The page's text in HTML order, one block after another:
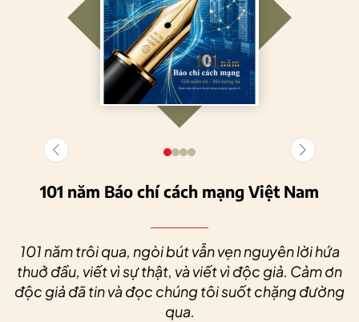
101 năm Báo chí cách mạng Việt Nam
101 năm trôi qua, ngòi bút vẫn vẹn nguyên lời hứa
thuở đầu, viết vì sự thật, và viết vì độc giả. Cảm ơn
độc giả đã tin và đọc chúng tôi suốt chặng đường
qua.